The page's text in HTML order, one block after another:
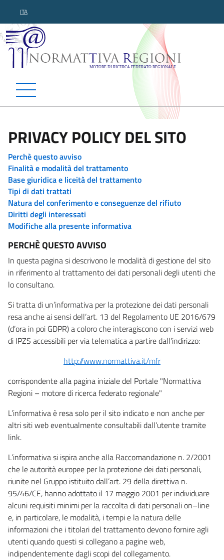
ITA
Normattiva Regioni -
PRIVACY POLICY DEL SITO
Perchè questo avviso
Finalità e modalità del trattamento
Base giuridica e liceità del trattamento
Tipi di dati trattati
Natura del conferimento e conseguenze del rifiuto
Diritti degli interessati
Modifiche alla presente informativa
PERCHÈ QUESTO AVVISO
In questa pagina si descrivono le modalità di gestione del sito
in riferimento al trattamento dei dati personali degli utenti che
lo consultano.
Si tratta di un’informativa per la protezione dei dati personali
resa anche ai sensi dell’art. 13 del Regolamento UE 2016/679
(d’ora in poi GDPR) a coloro che interagiscono con i servizi web
di IPZS accessibili per via telematica a partire dall’indirizzo:
http://www.normattiva.it/mfr
corrispondente alla pagina iniziale del Portale "Normattiva
Regioni – motore di ricerca federato regionale"
L’informativa è resa solo per il sito indicato e non anche per
altri siti web eventualmente consultabili dall’utente tramite
link.
L’informativa si ispira anche alla Raccomandazione n. 2/2001
che le autorità europee per la protezione dei dati personali,
riunite nel Gruppo istituito dall’art. 29 della direttiva n.
95/46/CE, hanno adottato il 17 maggio 2001 per individuare
alcuni requisiti minimi per la raccolta di dati personali on–line
e, in particolare, le modalità, i tempi e la natura delle
informazioni che i titolari del trattamento devono fornire agli
utenti quando questi si collegano a pagine web,
indipendentemente dagli scopi del collegamento.